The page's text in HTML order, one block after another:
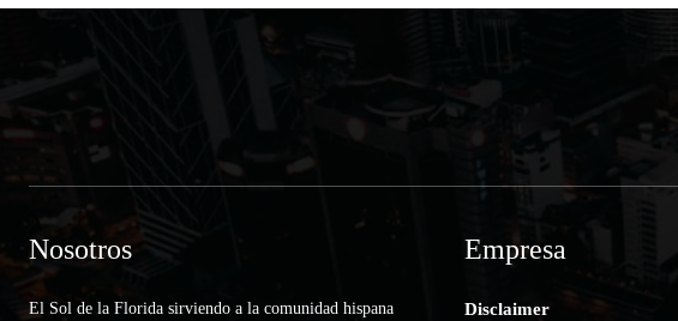
Nosotros
El Sol de la Florida sirviendo a la comunidad hispana
Empresa
Disclaimer